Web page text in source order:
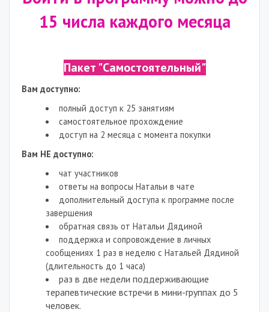
15 числа каждого месяца
Пакет "Самостоятельный"
Вам доступно:
полный доступ к 25 занятиям
самостоятельное прохождение
доступ на 2 месяца с момента покупки
Вам НЕ доступно:
чат участников
ответы на вопросы Натальи в чате
дополнительный доступа к программе после
завершения
обратная связь от Натальи Дядиной
поддержка и сопровождение в личных
сообщениях 1 раз в неделю с Натальей Дядиной
(длительность до 1 часа)
раз в две недели поддерживающие
терапевтические встречи в мини-группах до 5
человек.